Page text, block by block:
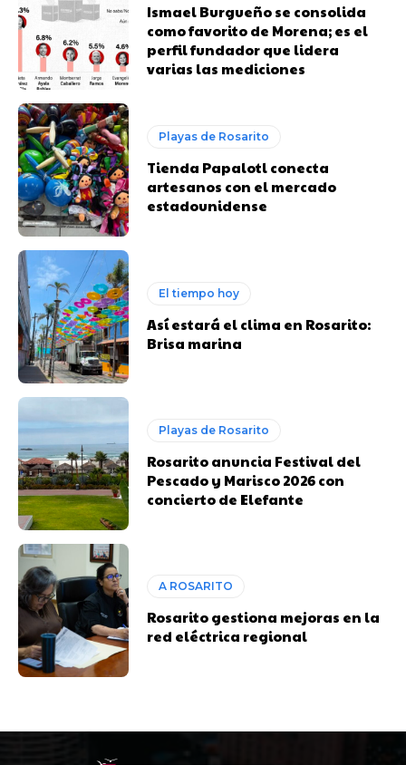
Ismael Burgueño se consolida
como favorito de Morena; es el
perfil fundador que lidera
varias las mediciones
Playas de Rosarito
Tienda Papalotl conecta
artesanos con el mercado
estadounidense
El tiempo hoy
Así estará el clima en Rosarito:
Brisa marina
Playas de Rosarito
Rosarito anuncia Festival del
Pescado y Marisco 2026 con
concierto de Elefante
A ROSARITO
Rosarito gestiona mejoras en la
red eléctrica regional